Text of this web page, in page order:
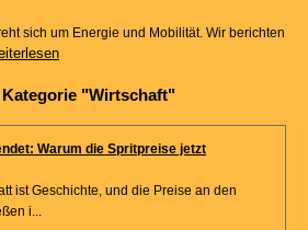
sich um Energie und Mobilität. Wir berichten
"Wirtschaft"
Warum die Spritpreise jetzt
ist Geschichte, und die Preise an den
i...